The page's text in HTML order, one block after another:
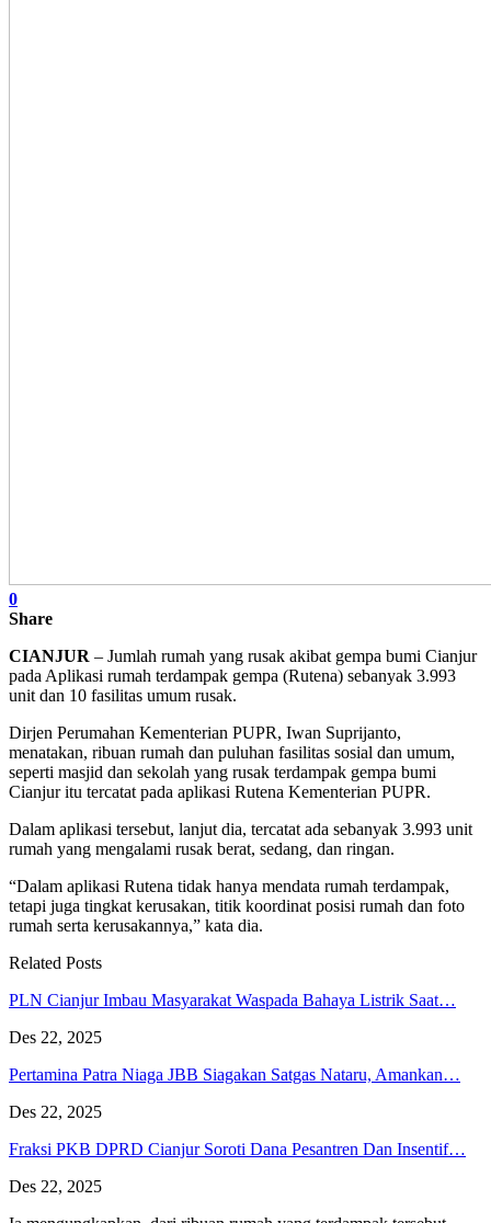
0
Share
CIANJUR – Jumlah rumah yang rusak akibat gempa bumi Cianjur
pada Aplikasi rumah terdampak gempa (Rutena) sebanyak 3.993
unit dan 10 fasilitas umum rusak.
Dirjen Perumahan Kementerian PUPR, Iwan Suprijanto,
menatakan, ribuan rumah dan puluhan fasilitas sosial dan umum,
seperti masjid dan sekolah yang rusak terdampak gempa bumi
Cianjur itu tercatat pada aplikasi Rutena Kementerian PUPR.
Dalam aplikasi tersebut, lanjut dia, tercatat ada sebanyak 3.993 unit
rumah yang mengalami rusak berat, sedang, dan ringan.
“Dalam aplikasi Rutena tidak hanya mendata rumah terdampak,
tetapi juga tingkat kerusakan, titik koordinat posisi rumah dan foto
rumah serta kerusakannya,” kata dia.
Related Posts
PLN Cianjur Imbau Masyarakat Waspada Bahaya Listrik Saat…
Des 22, 2025
Pertamina Patra Niaga JBB Siagakan Satgas Nataru, Amankan…
Des 22, 2025
Fraksi PKB DPRD Cianjur Soroti Dana Pesantren Dan Insentif…
Des 22, 2025